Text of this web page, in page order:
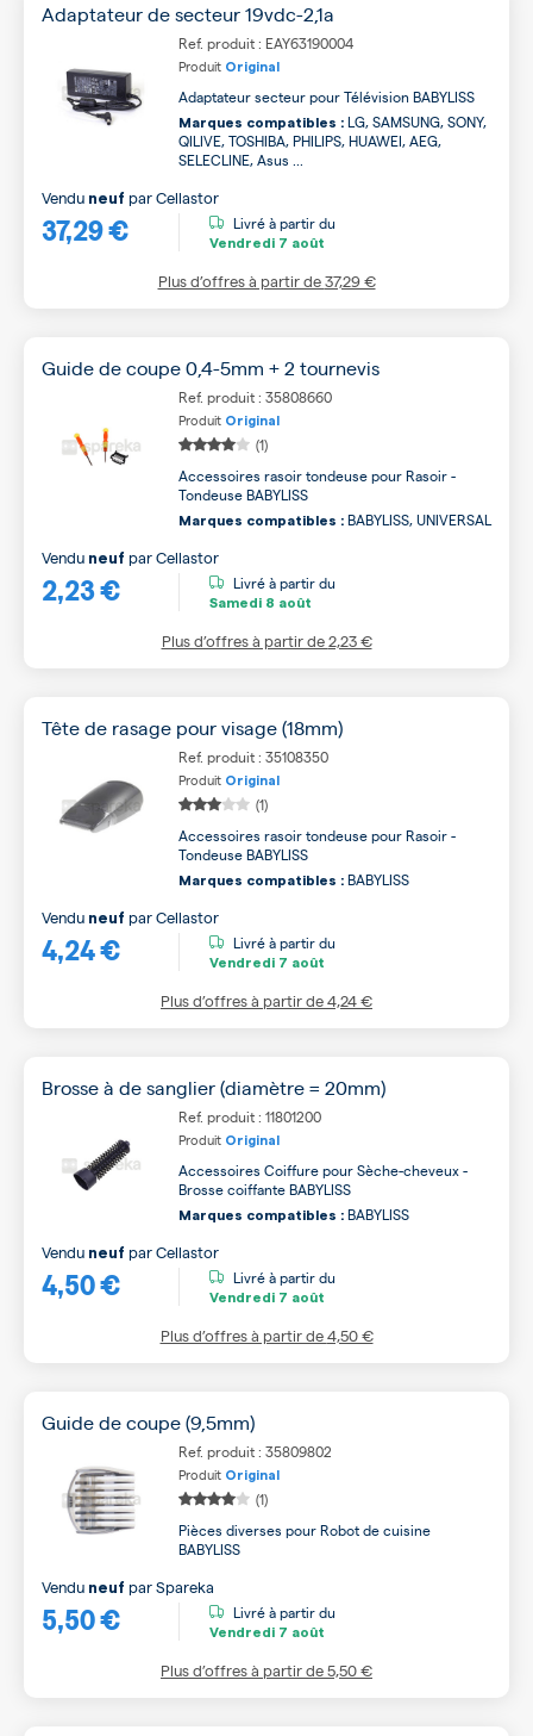
Adaptateur de secteur 19vdc-2,1a
Ref. produit : EAY63190004
Produit Original
Adaptateur secteur pour Télévision BABYLISS
Marques compatibles : LG, SAMSUNG, SONY,
QILIVE, TOSHIBA, PHILIPS, HUAWEI, AEG,
SELECLINE, Asus ...
37,29 €
Vendu neuf parCellastor
Livré à partir du
Vendredi 7 août
Plus d’offres à partir de37,29 €
Guide de coupe 0,4-5mm + 2 tournevis
Ref. produit : 35808660
Produit Original
(1)
Accessoires rasoir tondeuse pour Rasoir -
Tondeuse BABYLISS
Marques compatibles : BABYLISS, UNIVERSAL
2,23 €
Vendu neuf parCellastor
Livré à partir du
Samedi 8 août
Plus d’offres à partir de2,23 €
Tête de rasage pour visage (18mm)
Ref. produit : 35108350
Produit Original
(1)
Accessoires rasoir tondeuse pour Rasoir -
Tondeuse BABYLISS
Marques compatibles : BABYLISS
4,24 €
Vendu neuf parCellastor
Livré à partir du
Vendredi 7 août
Plus d’offres à partir de4,24 €
Brosse à de sanglier (diamètre = 20mm)
Ref. produit : 11801200
Produit Original
Accessoires Coiffure pour Sèche-cheveux -
Brosse coiffante BABYLISS
Marques compatibles : BABYLISS
4,50 €
Vendu neuf parCellastor
Livré à partir du
Vendredi 7 août
Plus d’offres à partir de4,50 €
Guide de coupe (9,5mm)
Ref. produit : 35809802
Produit Original
(1)
Pièces diverses pour Robot de cuisine
BABYLISS
5,50 €
Vendu neuf parSpareka
Livré à partir du
Vendredi 7 août
Plus d’offres à partir de5,50 €